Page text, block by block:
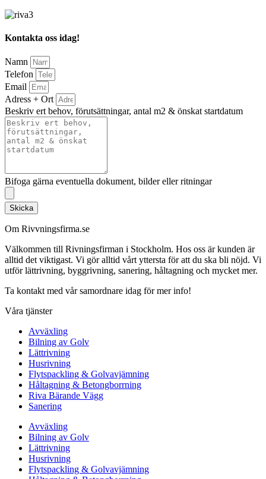
Kontakta oss idag!
Namn
Telefon
Email
Adress + Ort
Beskriv ert behov, förutsättningar, antal m2 & önskat startdatum
Bifoga gärna eventuella dokument, bilder eller ritningar
Skicka
Om Rivvningsfirma.se
Välkommen till Rivningsfirman i Stockholm. Hos oss är kunden är
alltid det viktigast. Vi gör alltid vårt yttersta för att du ska bli nöjd. Vi
utför lättrivning, byggrivning, sanering, håltagning och mycket mer.
Ta kontakt med vår samordnare idag för mer info!
Våra tjänster
Avväxling
Bilning av Golv
Lättrivning
Husrivning
Flytspackling & Golvavjämning
Håltagning & Betongborrning
Riva Bärande Vägg
Sanering
Avväxling
Bilning av Golv
Lättrivning
Husrivning
Flytspackling & Golvavjämning